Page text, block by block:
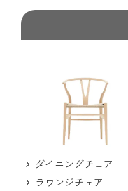
ダイニングチェア
ラウンジチェア